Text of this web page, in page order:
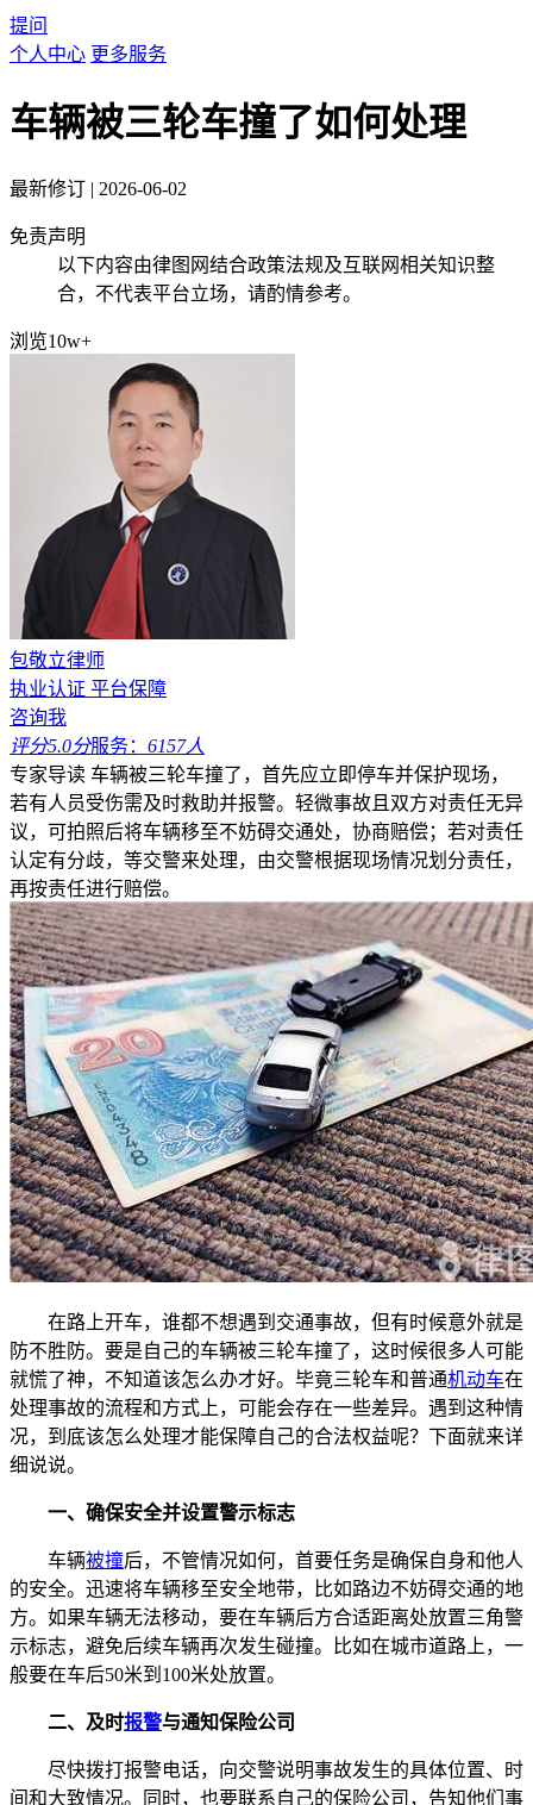
提问
个人中心 更多服务
车辆被三轮车撞了如何处理
最新修订 | 2026-06-02
免责声明
以下内容由律图网结合政策法规及互联网相关知识整
合，不代表平台立场，请酌情参考。
浏览10w+
包敬立律师
执业认证 平台保障
咨询我
评分5.0分服务： 6157人
专家导读 车辆被三轮车撞了，首先应立即停车并保护现场，
若有人员受伤需及时救助并报警。轻微事故且双方对责任无异
议，可拍照后将车辆移至不妨碍交通处，协商赔偿；若对责任
认定有分歧，等交警来处理，由交警根据现场情况划分责任，
再按责任进行赔偿。
在路上开车，谁都不想遇到交通事故，但有时候意外就是
防不胜防。要是自己的车辆被三轮车撞了，这时候很多人可能
就慌了神，不知道该怎么办才好。毕竟三轮车和普通机动车在
处理事故的流程和方式上，可能会存在一些差异。遇到这种情
况，到底该怎么处理才能保障自己的合法权益呢？下面就来详
细说说。
一、确保安全并设置警示标志
车辆被撞后，不管情况如何，首要任务是确保自身和他人
的安全。迅速将车辆移至安全地带，比如路边不妨碍交通的地
方。如果车辆无法移动，要在车辆后方合适距离处放置三角警
示标志，避免后续车辆再次发生碰撞。比如在城市道路上，一
般要在车后50米到100米处放置。
二、及时报警与通知保险公司
尽快拨打报警电话，向交警说明事故发生的具体位置、时
间和大致情况。同时，也要联系自己的保险公司，告知他们事